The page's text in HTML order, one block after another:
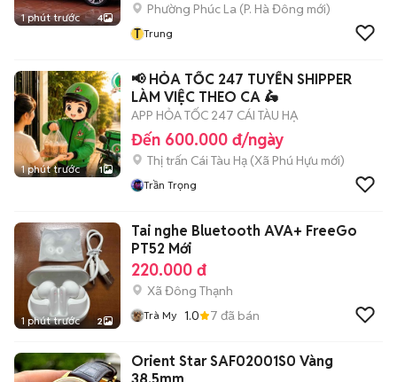
1 phút trước 4
Phường Phúc La (P. Hà Đông mới)
T Trung
1 phút trước 1
📢 HỎA TỐC 247 TUYỂN SHIPPER
LÀM VIỆC THEO CA 🛵
APP HỎA TỐC 247 CÁI TÀU HẠ
Đến 600.000 đ/ngày
Thị trấn Cái Tàu Hạ (Xã Phú Hựu mới)
Trần Trọng
1 phút trước 2
Tai nghe Bluetooth AVA+ FreeGo
PT52 Mới
220.000 đ
Xã Đông Thạnh
Trà My 1.0 7 đã bán
Orient Star SAF02001S0 Vàng